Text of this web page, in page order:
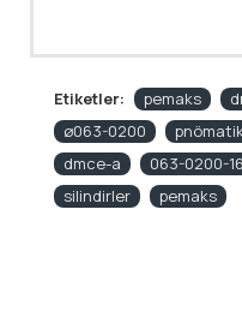
Etiketler: pemaks
ø063-0200
dmce-a
063-0200-
silindirler
pemaks